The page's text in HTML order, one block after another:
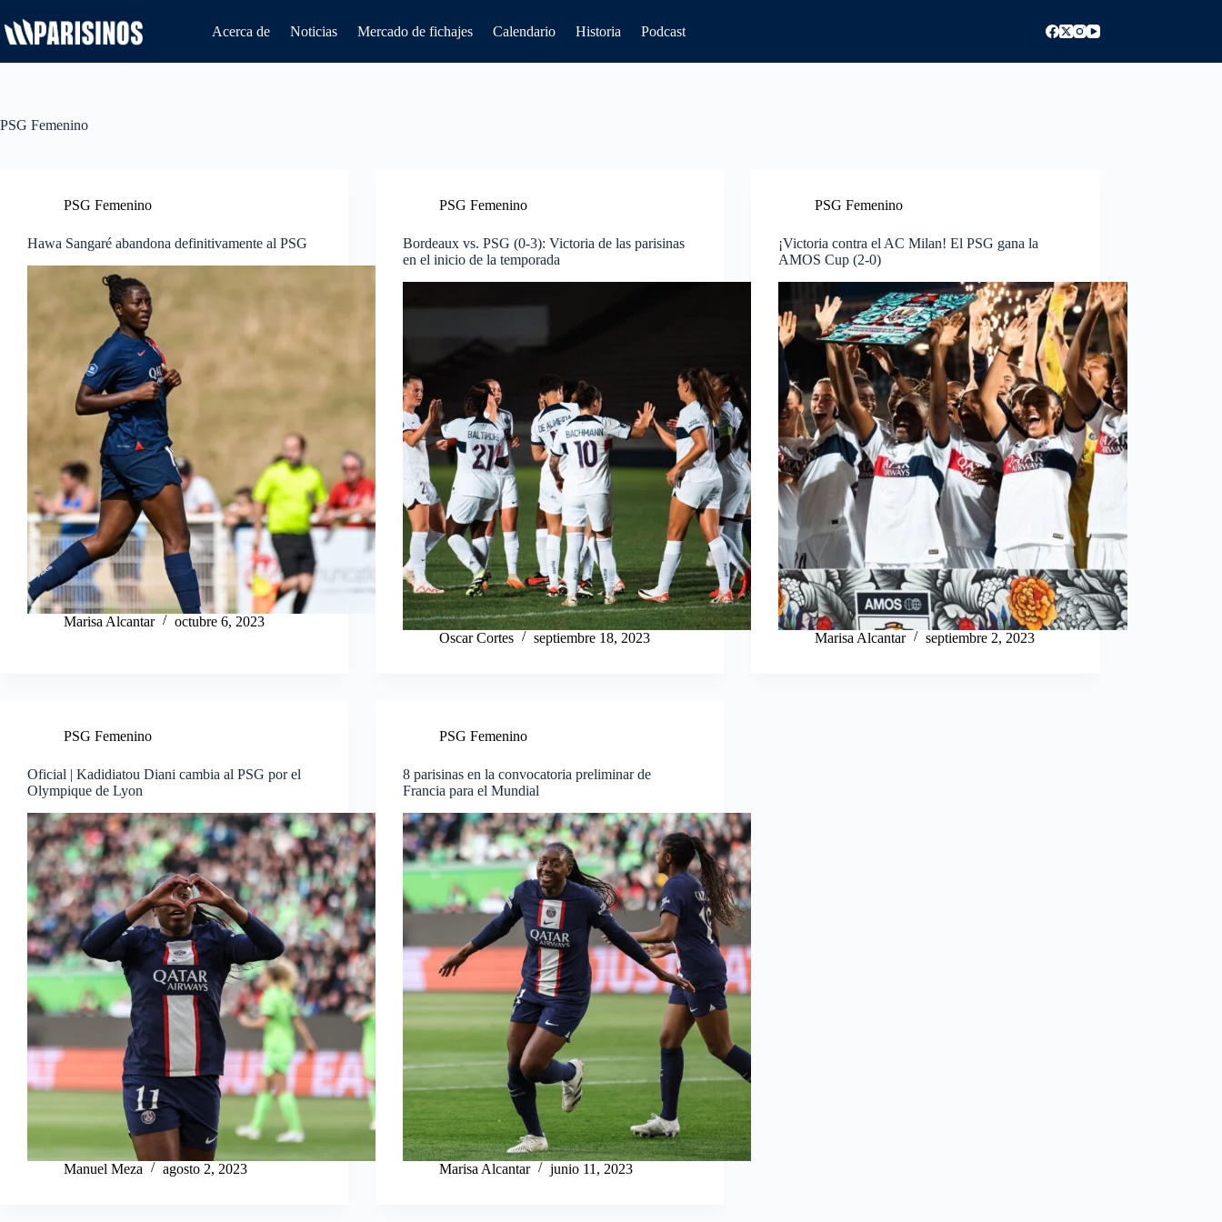
al
contenido
Acerca de Noticias Mercado de fichajes Calendario Historia Podcast
PSG Femenino
PSG Femenino
Hawa Sangaré abandona definitivamente al PSG
Marisa Alcantar octubre 6, 2023
PSG Femenino
Bordeaux vs. PSG (0-3): Victoria de las parisinas
en el inicio de la temporada
Oscar Cortes septiembre 18, 2023
PSG Femenino
¡Victoria contra el AC Milan! El PSG gana la
AMOS Cup (2-0)
Marisa Alcantar septiembre 2, 2023
PSG Femenino
Oficial | Kadidiatou Diani cambia al PSG por el
Olympique de Lyon
Manuel Meza agosto 2, 2023
PSG Femenino
8 parisinas en la convocatoria preliminar de
Francia para el Mundial
Marisa Alcantar junio 11, 2023